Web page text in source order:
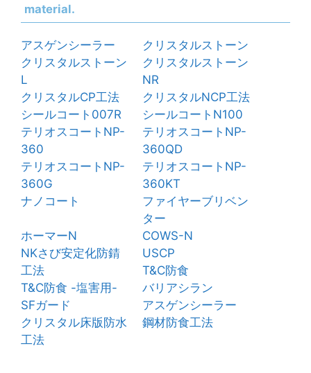
material.
アスゲンシーラー
クリスタルストーン
クリスタルストーン
L
クリスタルストーン
NR
クリスタルCP工法
クリスタルNCP工法
シールコート007R
シールコートN100
テリオスコートNP-
360
テリオスコートNP-
360QD
テリオスコートNP-
360G
テリオスコートNP-
360KT
ナノコート
ファイヤーブリベン
ター
ホーマーN
COWS-N
NKさび安定化防錆
工法
USCP
T&C防食
T&C防食 -塩害用-
バリアシラン
SFガード
アスゲンシーラー
クリスタル床版防水
工法
鋼材防食工法